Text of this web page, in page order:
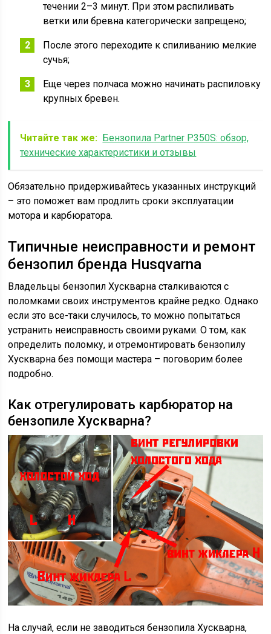
течении 2–3 минут. При этом распиливать
ветки или бревна категорически запрещено;
После этого переходите к спиливанию мелкие
сучья;
Еще через полчаса можно начинать распиловку
крупных бревен.
Читайте так же: Бензопила Partner P350S: обзор,
технические характеристики и отзывы
Обязательно придерживайтесь указанных инструкций
– это поможет вам продлить сроки эксплуатации
мотора и карбюратора.
Типичные неисправности и ремонт
бензопил бренда Husqvarna
Владельцы бензопил Хускварна сталкиваются с
поломками своих инструментов крайне редко. Однако
если это все-таки случилось, то можно попытаться
устранить неисправность своими руками. О том, как
определить поломку, и отремонтировать бензопилу
Хускварна без помощи мастера – поговорим более
подробно.
Как отрегулировать карбюратор на
бензопиле Хускварна?
На случай, если не заводиться бензопила Хускварна,